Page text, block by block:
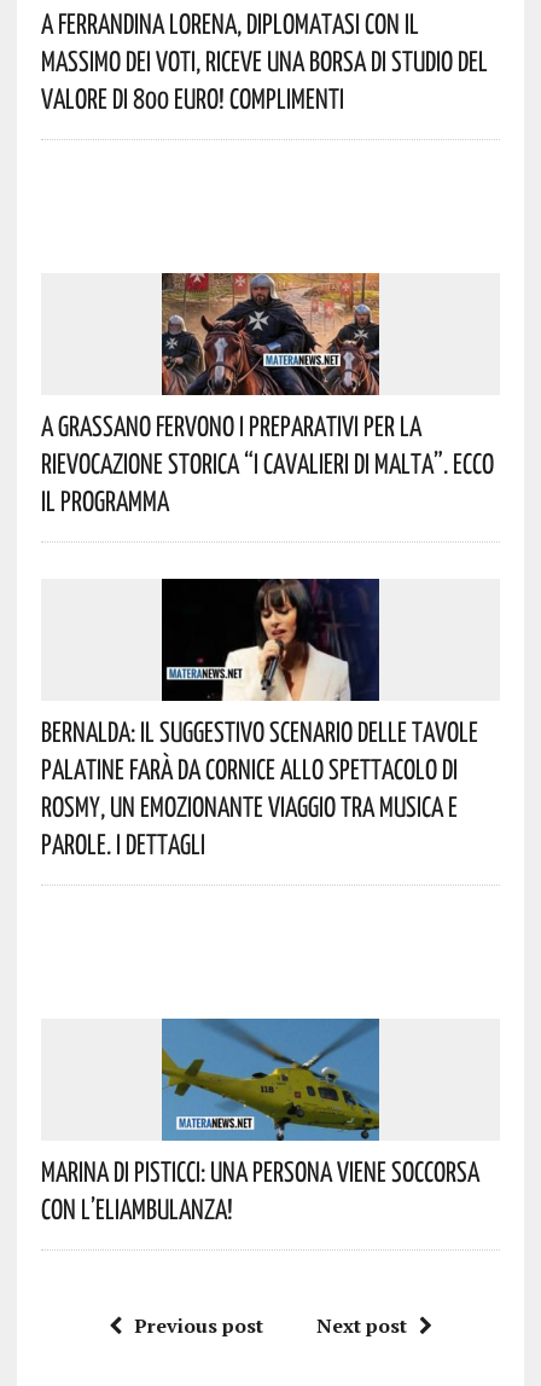
A Ferrandina Lorena, Diplomatasi Con Il
Massimo Dei Voti, Riceve Una Borsa Di Studio Del
Valore Di 800 Euro! Complimenti
A Grassano Fervono I Preparativi Per La
Rievocazione Storica “I CAVALIERI DI MALTA”. Ecco
Il Programma
Bernalda: Il Suggestivo Scenario Delle Tavole
Palatine Farà Da Cornice Allo Spettacolo Di
Rosmy, Un Emozionante Viaggio Tra Musica E
Parole. I Dettagli
Marina Di Pisticci: Una Persona Viene Soccorsa
Con L’eliambulanza!
Previous post Next post